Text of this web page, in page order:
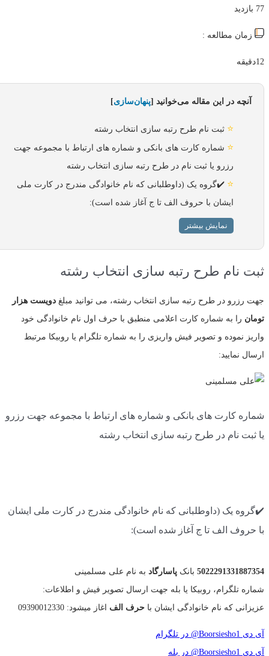
77 بازدید
زمان مطالعه :
12دقیقه
آنچه در این مقاله می‌خوانید [پنهان‌سازی]
⭐ ثبت نام طرح رتبه سازی انتخاب رشته
⭐ شماره کارت های بانکی و شماره های ارتباط با مجموعه جهت
رزرو یا ثبت نام در طرح رتبه سازی انتخاب رشته
⭐ ✔️گروه یک (داوطلبانی که نام خانوادگی مندرج در کارت ملی
ایشان با حروف الف تا ج آغاز شده است):
نمایش بیشتر
ثبت نام طرح رتبه سازی انتخاب رشته
جهت رزرو در طرح رتبه سازی انتخاب رشته، می توانید مبلغ دویست هزار
تومان را به شماره کارت اعلامی منطبق با حرف اول نام خانوادگی خود
واریز نموده و تصویر فیش واریزی را به شماره تلگرام یا روبیکا مرتبط
ارسال نمایید:
شماره کارت های بانکی و شماره های ارتباط با مجموعه جهت رزرو
یا ثبت نام در طرح رتبه سازی انتخاب رشته
✔️گروه یک (داوطلبانی که نام خانوادگی مندرج در کارت ملی ایشان
با حروف الف تا ج آغاز شده است):
5022291331887354 بانک پاسارگاد به نام علی مسلمینی
شماره تلگرام، روبیکا یا بله جهت ارسال تصویر فیش و اطلاعات:
عزیزانی که نام خانوادگی ایشان با حرف الف اغاز میشود: 09390012330
آی دی Boorsiesho1@ در تلگرام
آی دی Boorsiesho1@ در بله